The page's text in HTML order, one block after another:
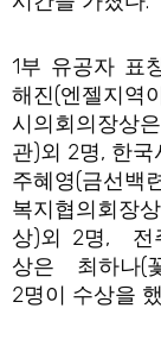
1부 유공자 표
해진(엔젤지역
시의회의장상
관)외 2명, 한
주혜영(금선백
복지협의회장
상)외 2명, 전
상은 최하나(
2명이 수상을